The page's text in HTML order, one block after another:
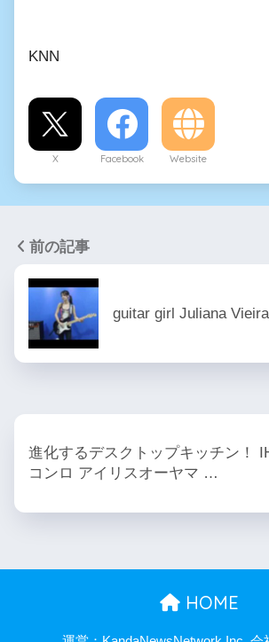
KNN
X Facebook Website
前の記事
guitar girl Juliana Vieira
進化するデスクトップキッチン！
コンロ アイリスオーヤマ …
HOME